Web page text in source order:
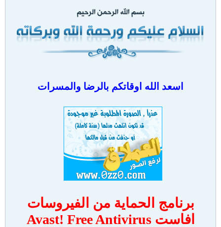
اسعد الله اوقاتكم بالرضا والمسرات
برنامج الحماية من الفيروسات
افاست Avast! Free Antivirus